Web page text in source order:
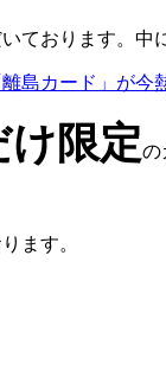
ております。
島カード」が今
け限定の
ます。